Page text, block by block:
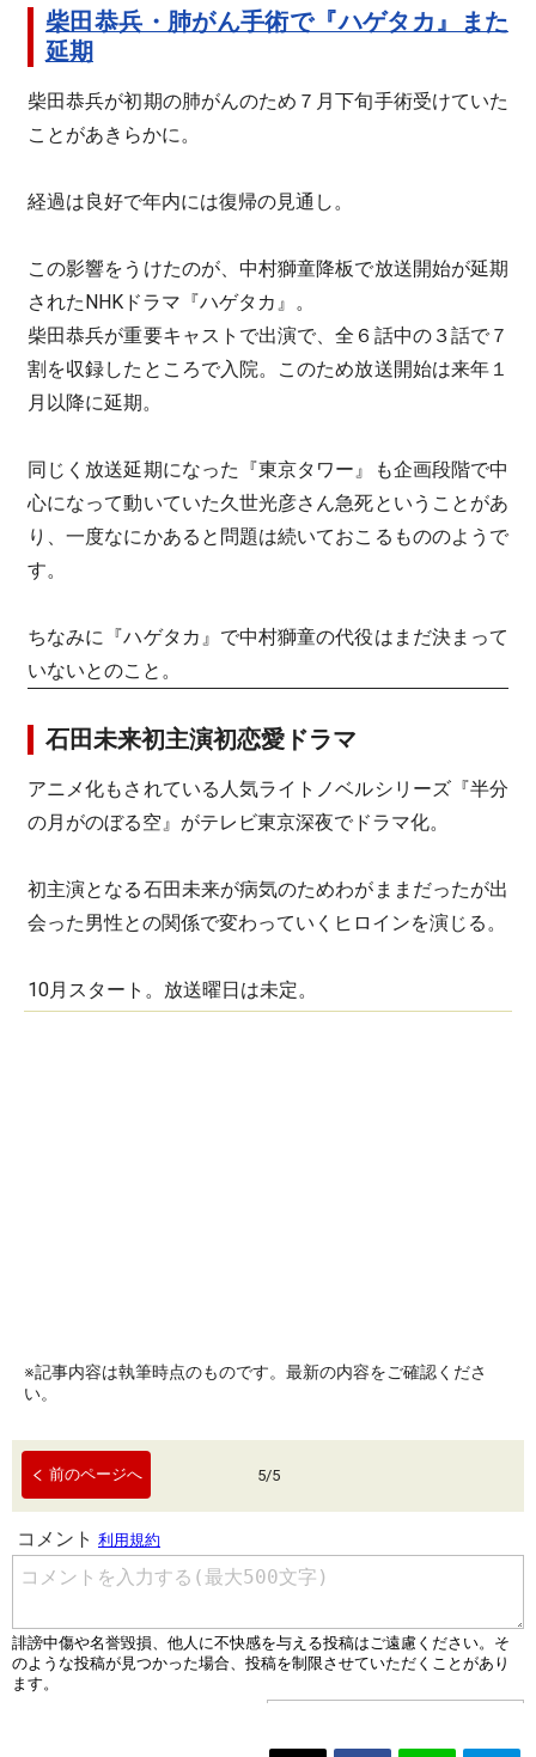
柴田恭兵・肺がん手術で『ハゲタカ』また
延期
柴田恭兵が初期の肺がんのため７月下旬手術受けていた
ことがあきらかに。
経過は良好で年内には復帰の見通し。
この影響をうけたのが、中村獅童降板で放送開始が延期
されたNHKドラマ『ハゲタカ』。
柴田恭兵が重要キャストで出演で、全６話中の３話で７
割を収録したところで入院。このため放送開始は来年１
月以降に延期。
同じく放送延期になった『東京タワー』も企画段階で中
心になって動いていた久世光彦さん急死ということがあ
り、一度なにかあると問題は続いておこるもののようで
す。
ちなみに『ハゲタカ』で中村獅童の代役はまだ決まって
いないとのこと。
石田未来初主演初恋愛ドラマ
アニメ化もされている人気ライトノベルシリーズ『半分
の月がのぼる空』がテレビ東京深夜でドラマ化。
初主演となる石田未来が病気のためわがままだったが出
会った男性との関係で変わっていくヒロインを演じる。
10月スタート。放送曜日は未定。
※記事内容は執筆時点のものです。最新の内容をご確認くださ
い。
前のページへ 5/5